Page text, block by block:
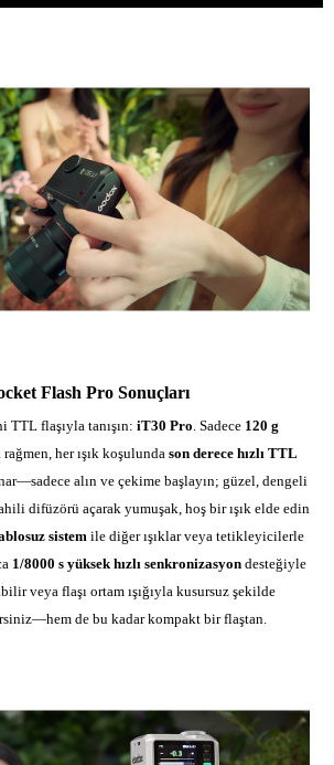
Flash Pro Sonuçları
TTL flaşıyla tanışın: iT30 Pro . Sadece 120 g
rağmen, her ışık koşulunda son derece hızlı TTL
alın ve çekime başlayın; güzel, dengeli
difüzörü açarak yumuşak, hoş bir ışık elde edin
sistem ile diğer ışıklar veya tetikleyicilerle
1/8000 s yüksek hızlı senkronizasyondesteğiyle
veya flaşı ortam ışığıyla kusursuz şekilde
de bu kadar kompakt bir flaştan.